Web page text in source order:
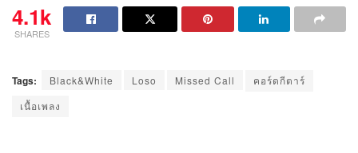
4.1k
SHARES
Tags: Black&White Loso Missed Call
คอร์ดกีตาร์
เนื้อเพลง